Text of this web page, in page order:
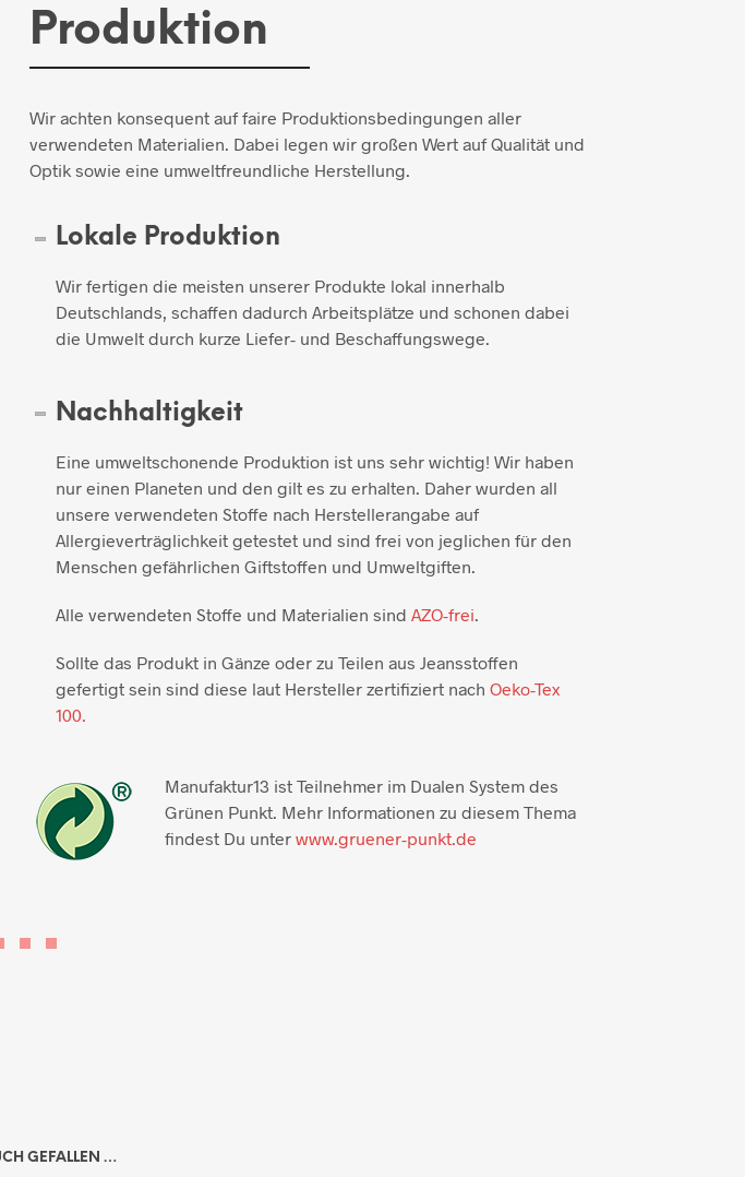
Produktion
Wir achten konsequent auf faire Produktionsbedingungen aller
verwendeten Materialien. Dabei legen wir großen Wert auf Qualität und
Optik sowie eine umweltfreundliche Herstellung.
Lokale Produktion
Wir fertigen die meisten unserer Produkte lokal innerhalb
Deutschlands, schaffen dadurch Arbeitsplätze und schonen dabei
die Umwelt durch kurze Liefer- und Beschaffungswege.
Nachhaltigkeit
Eine umweltschonende Produktion ist uns sehr wichtig! Wir haben
nur einen Planeten und den gilt es zu erhalten. Daher wurden all
unsere verwendeten Stoffe nach Herstellerangabe auf
Allergieverträglichkeit getestet und sind frei von jeglichen für den
Menschen gefährlichen Giftstoffen und Umweltgiften.
Alle verwendeten Stoffe und Materialien sind AZO-frei
Sollte das Produkt in Gänze oder zu Teilen aus Jeansstoffen
gefertigt sein sind diese laut Hersteller zertifiziert nachOeko-Tex
100.
Manufaktur13 ist Teilnehmer im Dualen System des
Grünen Punkt. Mehr Informationen zu diesem Thema
findest Du unter www.gruener-punkt.de
GEFALLEN …